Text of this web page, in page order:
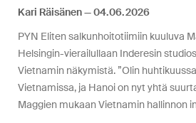
Kari Räisänen
04.06.2026
PYN Eliten salkunhoitotiimiin kuuluva
Helsingin-vierailullaan Inderesin
Vietnamin näkymistä. ”Olin
Vietnamissa, ja Hanoi on nyt yhtä
Maggien mukaan Vietnamin hallinnon